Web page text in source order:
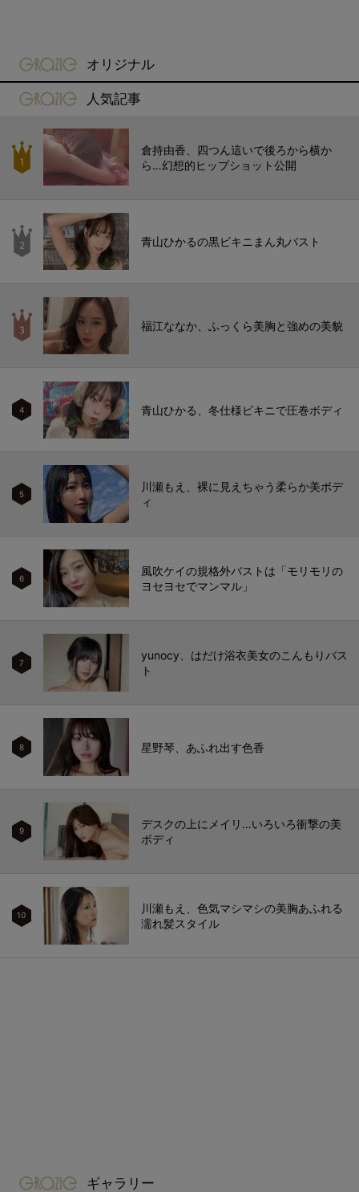
gravure-grazie
オリジナル
gravure-grazie
人気記事
倉持由香、四つん這いで後ろから横か
ら…幻想的ヒップショット公開
青山ひかるの黒ビキニまん丸バスト
福江ななか、ふっくら美胸と強めの美貌
4 青山ひかる、冬仕様ビキニで圧巻ボディ
5
川瀬もえ、裸に見えちゃう柔らか美ボデ
ィ
6
風吹ケイの規格外バストは「モリモリの
ヨセヨセでマンマル」
7
yunocy、はだけ浴衣美女のこんもりバス
ト
8 星野琴、あふれ出す色香
9
デスクの上にメイリ…いろいろ衝撃の美
ボディ
10
川瀬もえ、色気マシマシの美胸あふれる
濡れ髪スタイル
gravure-grazie
ギャラリー